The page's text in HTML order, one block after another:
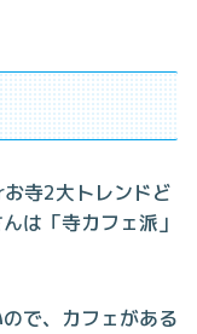
寺2大トレンドど
は「寺カフェ派」
で、カフェがある